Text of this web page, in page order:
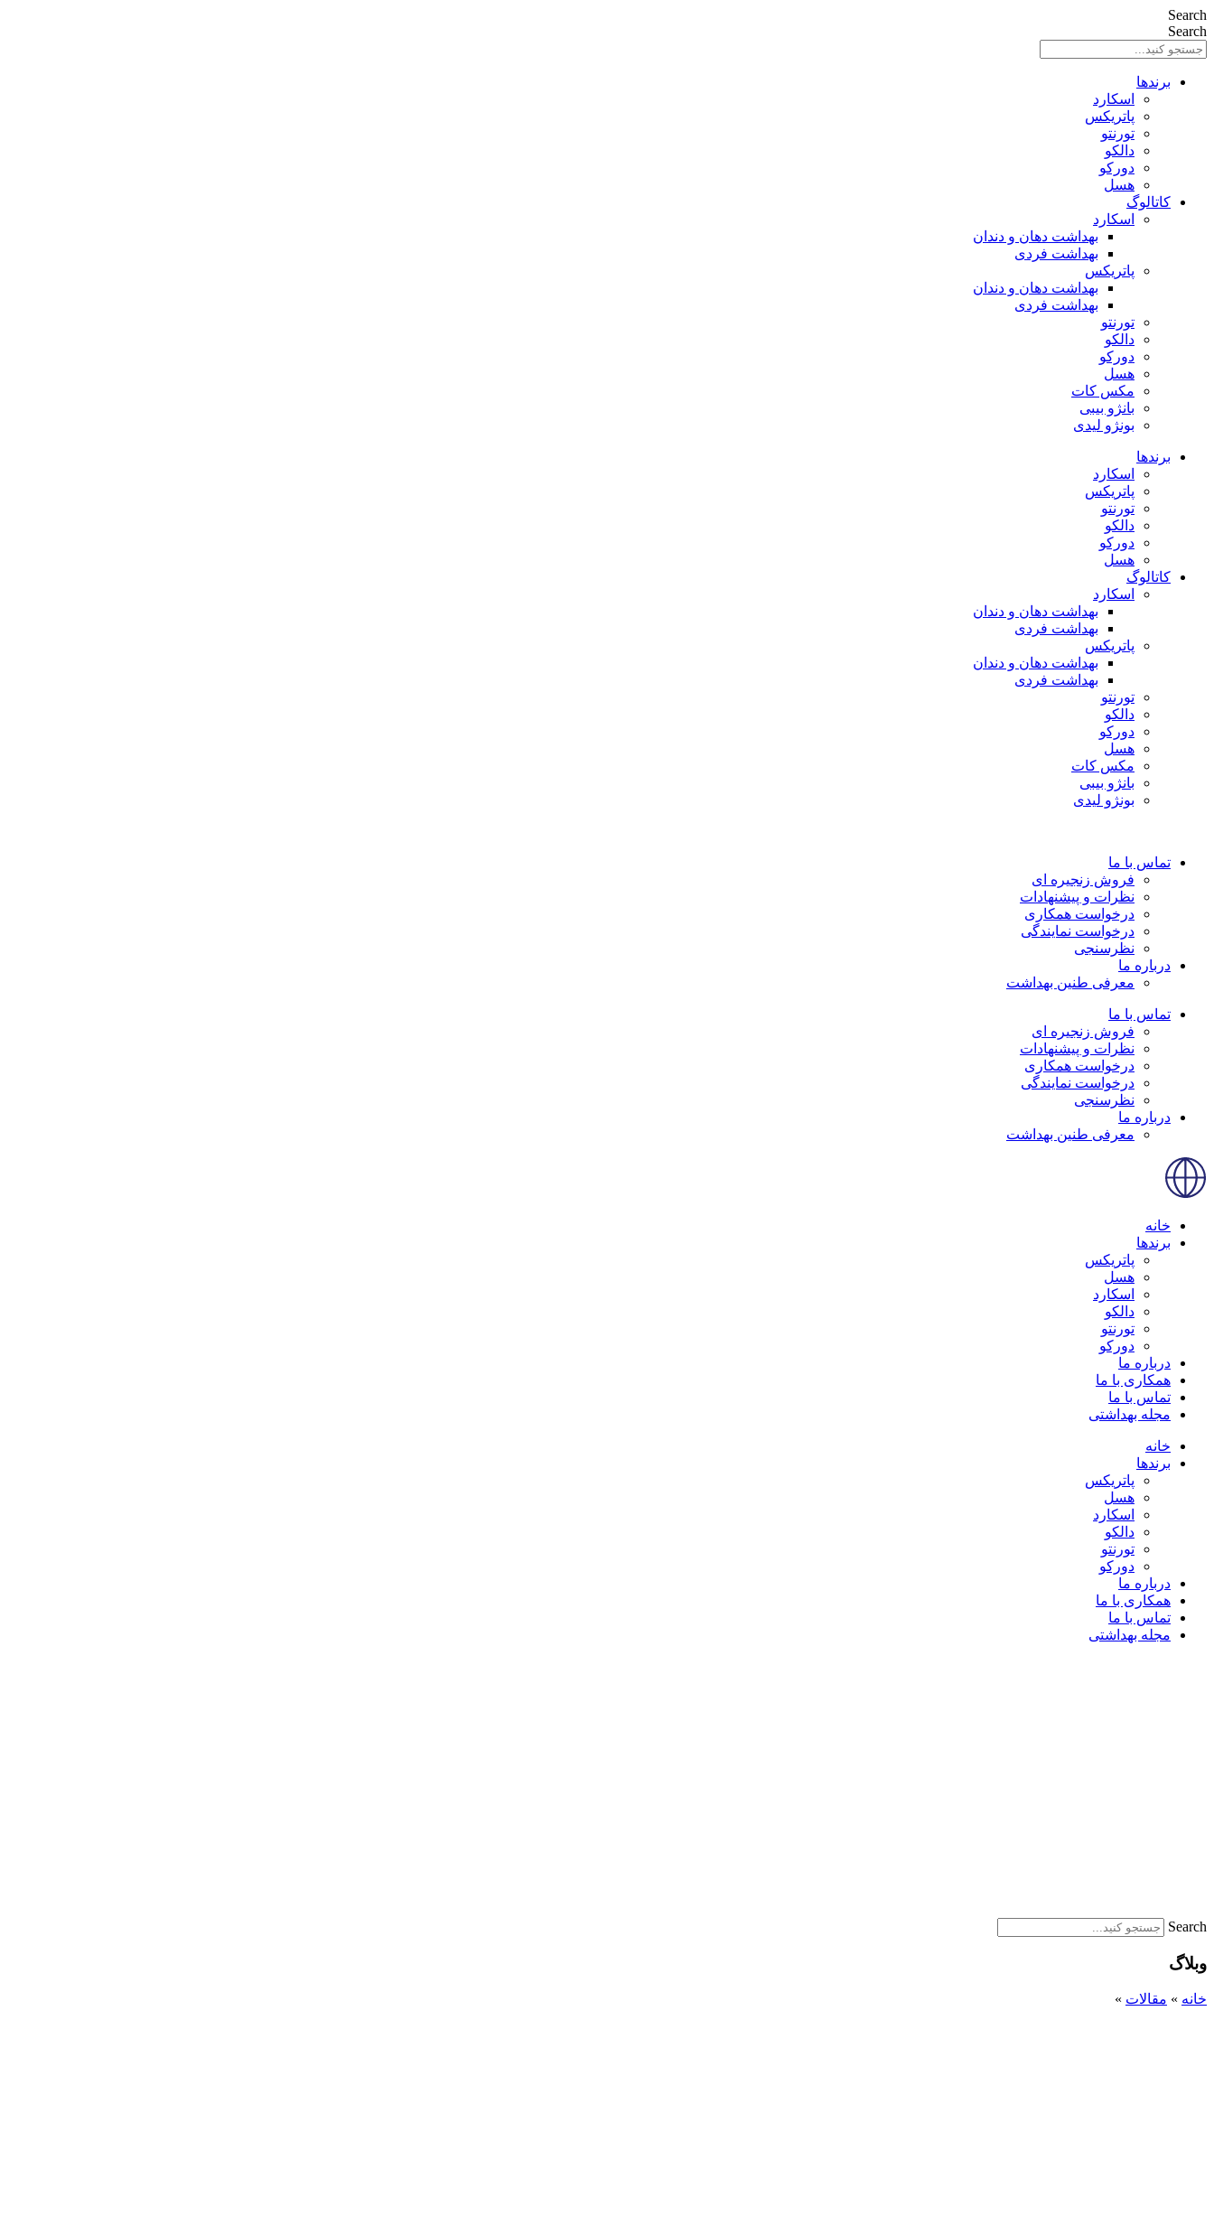
Search
Search
برندها
اسکارد
پاتریکس
تورنتو
دالکو
دورکو
هسل
کاتالوگ
اسکارد
بهداشت دهان و دندان
بهداشت فردی
پاتریکس
بهداشت دهان و دندان
بهداشت فردی
تورنتو
دالکو
دورکو
هسل
مکس کات
بانژو بیبی
بونژو لیدی
برندها
اسکارد
پاتریکس
تورنتو
دالکو
دورکو
هسل
کاتالوگ
اسکارد
بهداشت دهان و دندان
بهداشت فردی
پاتریکس
بهداشت دهان و دندان
بهداشت فردی
تورنتو
دالکو
دورکو
هسل
مکس کات
بانژو بیبی
بونژو لیدی
تماس با ما
فروش زنجیره ای
نظرات و پیشنهادات
درخواست همکاری
درخواست نمایندگی
نظرسنجی
درباره ما
معرفی طنین بهداشت
تماس با ما
فروش زنجیره ای
نظرات و پیشنهادات
درخواست همکاری
درخواست نمایندگی
نظرسنجی
درباره ما
معرفی طنین بهداشت
خانه
برندها
پاتریکس
هسل
اسکارد
دالکو
تورنتو
دورکو
درباره ما
همکاری با ما
تماس با ما
مجله بهداشتی
خانه
برندها
پاتریکس
هسل
اسکارد
دالکو
تورنتو
دورکو
درباره ما
همکاری با ما
تماس با ما
مجله بهداشتی
Search
وبلاگ
خانه » مقالات »